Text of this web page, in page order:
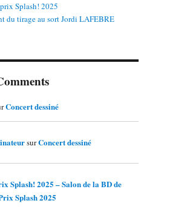
Splash! 2025
du tirage au sort Jordi LAFEBRE
Concert dessiné
surConcert dessiné
Splash! 2025 – Salon de la BD de
Splash 2025